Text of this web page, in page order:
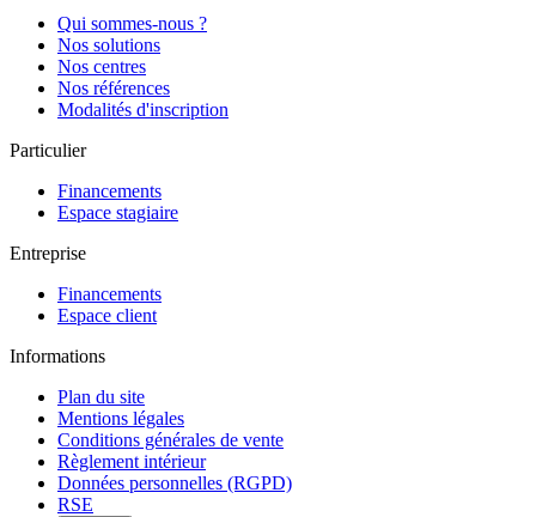
Qui sommes-nous ?
Nos solutions
Nos centres
Nos références
Modalités d'inscription
Particulier
Financements
Espace stagiaire
Entreprise
Financements
Espace client
Informations
Plan du site
Mentions légales
Conditions générales de vente
Règlement intérieur
Données personnelles (RGPD)
RSE